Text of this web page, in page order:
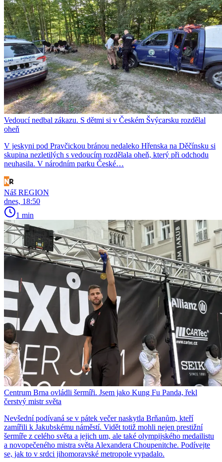
Vedoucí nedbal zákazu. S dětmi si v Českém Švýcarsku rozdělal
oheň
V jeskyni pod Pravčickou bránou nedaleko Hřenska na Děčínsku si
skupina nezletilých s vedoucím rozdělala oheň, který při odchodu
neuhasila. V národním parku České…
Náš REGION
dnes, 18:50
1 min
Centrum Brna ovládli šermíři. Jsem jako Kung Fu Panda, řekl
čerstvý mistr světa
Nevšední podívaná se v pátek večer naskytla Brňanům, kteří
zamířili k Jakubskému náměstí. Vidět totiž mohli nejen prestižní
šermíře z celého světa a jejich um, ale také olympijského medailistu
a novopečeného mistra světa Alexandera Choupenitche. Podívejte
se, jak to v srdci jihomoravské metropole vypadalo.